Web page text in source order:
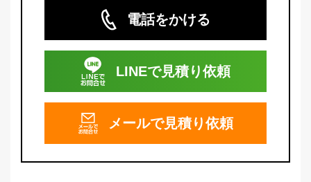
電話をかける
LINEで見積り依頼
メールで見積り依頼